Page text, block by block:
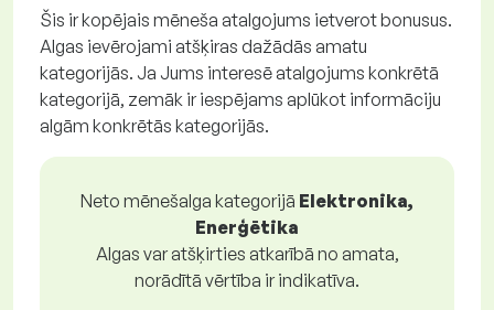
Šis ir kopējais mēneša atalgojums ietverot bonusus.
Algas ievērojami atšķiras dažādās amatu
kategorijās. Ja Jums interesē atalgojums konkrētā
kategorijā, zemāk ir iespējams aplūkot informāciju
algām konkrētās kategorijās.
Neto mēnešalga kategorijā Elektronika,
Enerģētika
Algas var atšķirties atkarībā no amata,
norādītā vērtība ir indikatīva.